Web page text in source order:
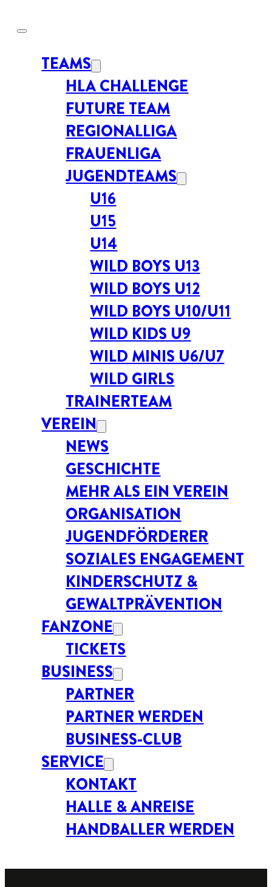
TEAMS
HLA CHALLENGE
FUTURE TEAM
REGIONALLIGA
FRAUENLIGA
JUGENDTEAMS
U16
U15
U14
WILD BOYS U13
WILD BOYS U12
WILD BOYS U10/U11
WILD KIDS U9
WILD MINIS U6/U7
WILD GIRLS
TRAINERTEAM
VEREIN
NEWS
GESCHICHTE
MEHR ALS EIN VEREIN
ORGANISATION
JUGENDFÖRDERER
SOZIALES ENGAGEMENT
KINDERSCHUTZ &
GEWALTPRÄVENTION
FANZONE
TICKETS
BUSINESS
PARTNER
PARTNER WERDEN
BUSINESS-CLUB
SERVICE
KONTAKT
HALLE & ANREISE
HANDBALLER WERDEN